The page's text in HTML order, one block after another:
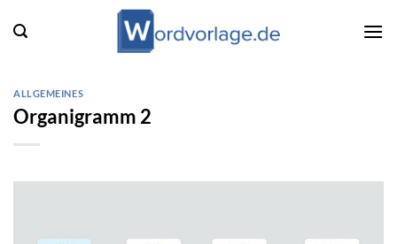
Inhalt
ALLGEMEINES
Organigramm 2